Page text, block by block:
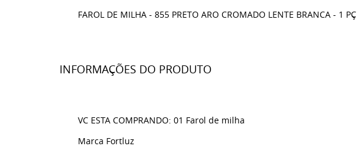
FAROL DE MILHA - 855 PRETO ARO CROMADO LENTE BRANCA - 1 PÇ
INFORMAÇÕES DO PRODUTO
VC ESTA COMPRANDO: 01 Farol de milha
Marca Fortluz